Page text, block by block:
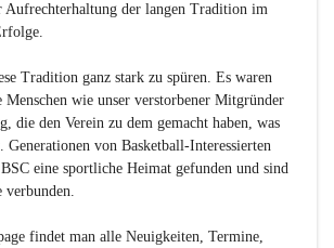
Aufrechterhaltung der langen Tradition im
Tradition ganz stark zu spüren. Es waren
Menschen wie unser verstorbener Mitgründer
die den Verein zu dem gemacht haben, was
Generationen von Basketball-Interessierten
eine sportliche Heimat gefunden und sind
verbunden.
findet man alle Neuigkeiten, Termine,